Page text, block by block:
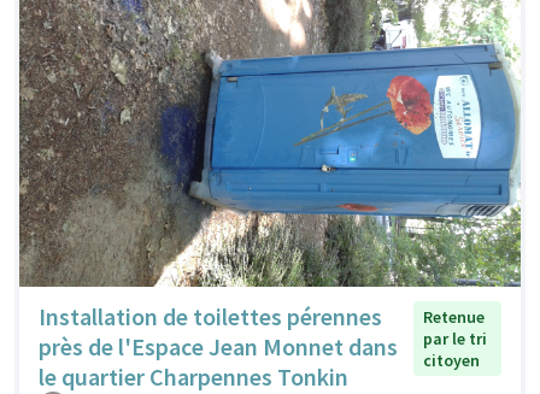
Installation de toilettes pérennes
près de l'Espace Jean Monnet dans
le quartier Charpennes Tonkin
Retenue
par le tri
citoyen